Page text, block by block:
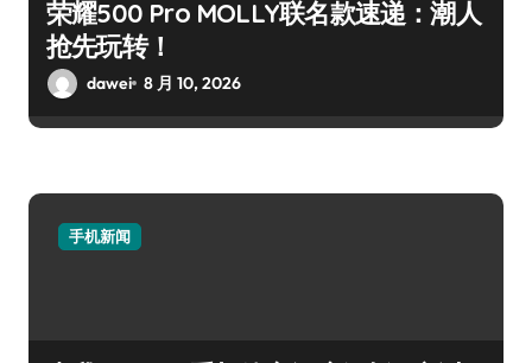
荣耀500 Pro MOLLY联名款速递：潮人
抢先玩转！
dawei 8 月 10, 2026
手机新闻